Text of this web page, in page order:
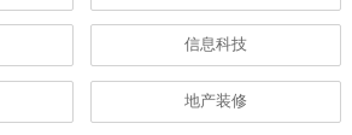
信息科技
地产装修